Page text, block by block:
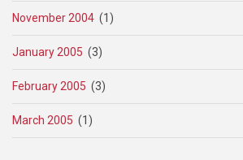
November 2004 (1)
January 2005 (3)
February 2005 (3)
March 2005 (1)